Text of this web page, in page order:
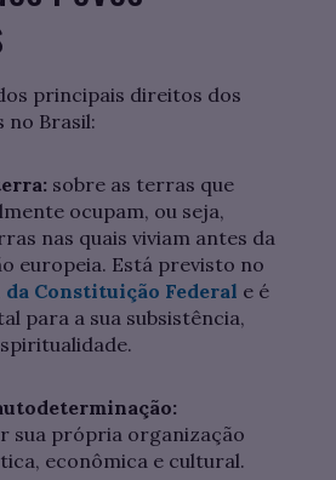
principais direitos dos
no Brasil:
sobre as terras que
ocupam, ou seja,
nas quais viviam antes da
europeia. Está previsto no
da Constituição Federal e é
para a sua subsistência,
sua própria organização
econômica e cultural.